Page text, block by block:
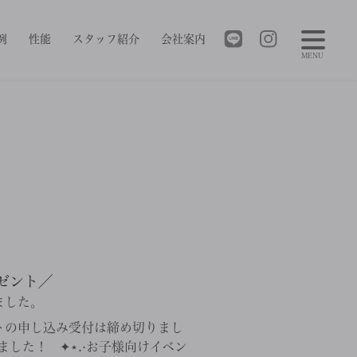
性能 スタッフ紹介 会社案内
ント／
た。
申し込み受付は締め切りまし
した！ ✦⋆.·お子様向けイベン
MENU